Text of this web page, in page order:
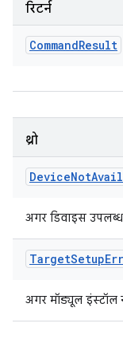
रिटर्न
CommandResult
थ्रो
DeviceNot
अगर डिवाइस
TargetSetup
अगर मॉड्यूल इंस्टॉल